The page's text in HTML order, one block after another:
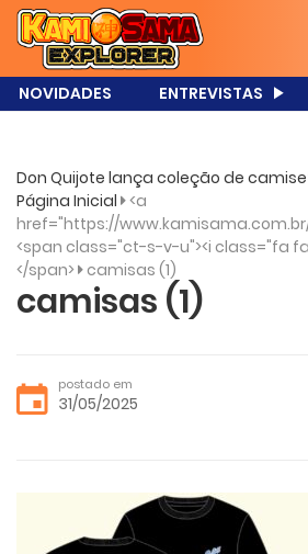
NOVIDADES ENTREVISTAS
Don Quijote lança coleção de
Página Inicial <a
href="https://
<span class="ct-s-v-u"><i class="fa
</span> camisas (1)
camisas (1)
postado em
31/05/2025